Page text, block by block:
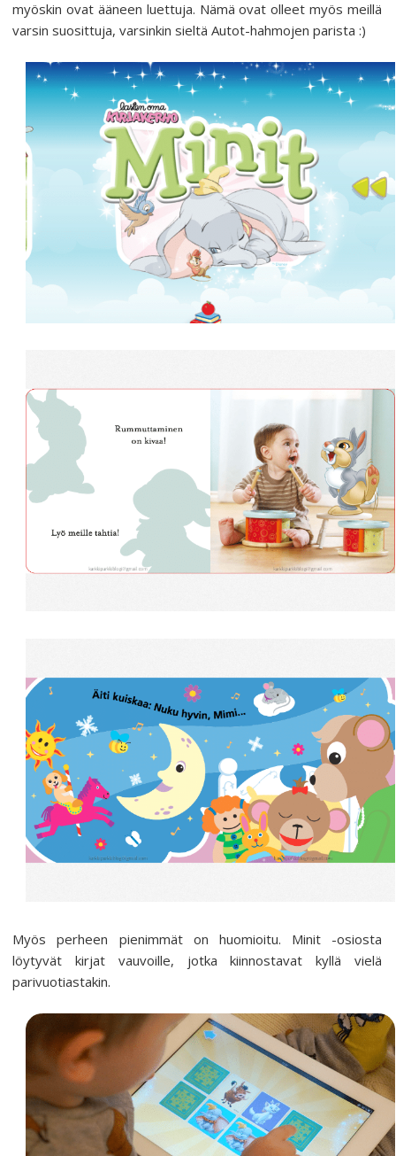
myöskin ovat ääneen luettuja. Nämä ovat olleet myös meillä
varsin suosittuja, varsinkin sieltä Autot-hahmojen parista :)
Myös perheen pienimmät on huomioitu. Minit -osiosta
löytyvät kirjat vauvoille, jotka kiinnostavat kyllä vielä
parivuotiastakin.